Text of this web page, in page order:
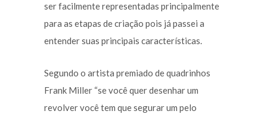
ser facilmente representadas principalmente
para as etapas de criação pois já passei a
entender suas principais características.
Segundo o artista premiado de quadrinhos
Frank Miller “se você quer desenhar um
revolver você tem que segurar um pelo